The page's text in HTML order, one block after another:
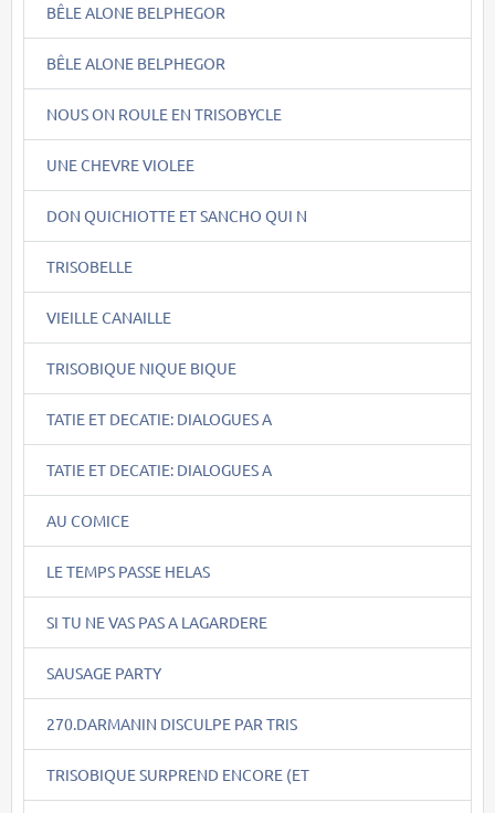
BÊLE ALONE BELPHEGOR
BÊLE ALONE BELPHEGOR
NOUS ON ROULE EN TRISOBYCLE
UNE CHEVRE VIOLEE
DON QUICHIOTTE ET SANCHO QUI N
TRISOBELLE
VIEILLE CANAILLE
TRISOBIQUE NIQUE BIQUE
TATIE ET DECATIE: DIALOGUES A
TATIE ET DECATIE: DIALOGUES A
AU COMICE
LE TEMPS PASSE HELAS
SI TU NE VAS PAS A LAGARDERE
SAUSAGE PARTY
270.DARMANIN DISCULPE PAR TRIS
TRISOBIQUE SURPREND ENCORE (ET